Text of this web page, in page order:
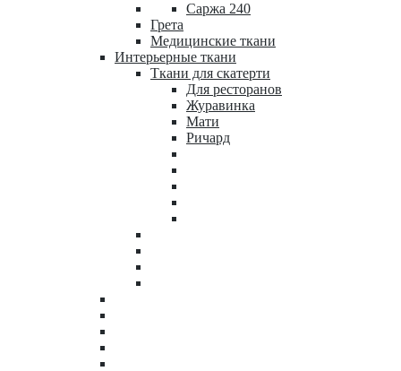
Саржа 240
Грета
Медицинские ткани
Интерьерные ткани
Ткани для скатерти
Для ресторанов
Журавинка
Мати
Ричард